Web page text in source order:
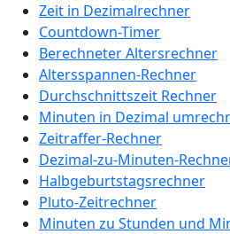
Zeit in Dezimalrechner
Countdown-Timer
Berechneter Altersrechner
Altersspannen-Rechner
Durchschnittszeit Rechner
Minuten in Dezimal
Zeitraffer-Rechner
Dezimal-zu-Minuten-
Halbgeburtstagsrechner
Pluto-Zeitrechner
Minuten zu Stunden und